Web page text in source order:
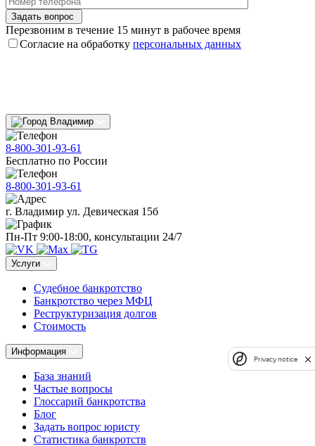
Задать вопрос
Перезвоним в течение 15 минут в рабочее время
Согласие на обработку персональных данных
Владимир
8-800-301-93-61
Бесплатно по России
8-800-301-93-61
г. Владимир ул. Девическая 15б
Пн-Пт 9:00-18:00, консультации 24/7
Услуги
Судебное банкротство
Банкротство через МФЦ
Реструктуризация долгов
Стоимость
Информация
База знаний
Частые вопросы
Глоссарий банкротства
Блог
Задать вопрос юристу
Статистика банкротств
Privacy notice